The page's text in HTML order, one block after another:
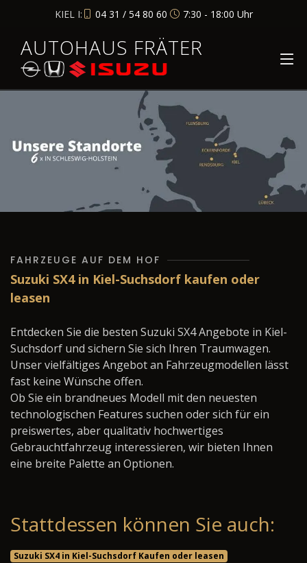
KIEL I: 04 31 / 54 80 60 7:30 - 18:00 Uhr
AUTOHAUS FRÄTER
FAHRZEUGE AUF DEM HOF
Suzuki SX4 in Kiel-Suchsdorf kaufen oder
leasen
Entdecken Sie die besten Suzuki SX4 Angebote in Kiel-
Suchsdorf und sichern Sie sich Ihren Traumwagen.
Unser vielfältiges Angebot an Fahrzeugmodellen lässt
fast keine Wünsche offen.
Ob Sie ein brandneues Modell mit den neuesten
technologischen Features suchen oder sich für ein
preiswertes, aber qualitativ hochwertiges
Gebrauchtfahrzeug interessieren, wir bieten Ihnen
eine breite Palette an Optionen.
Stattdessen können Sie auch:
Suzuki SX4 in Kiel-Suchsdorf Kaufen oder leasen